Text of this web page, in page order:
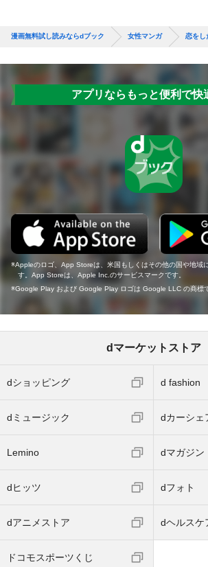
漫画無料試し読みならdブック 女性マンガ 恋をし
アプリならもっと便利で快
Appleのロゴ、App Storeは、米国もしくはその他の国や地域
す。App Storeは、Apple Inc.のサービスマークです。
Google Play および Google Play ロゴは Google LLC の商標で
dマーケットストア
dショッピング d fashion
dミュージック dカーシェ
Lemino dマガジン
dヒッツ dフォト
dアニメストア dヘルスケ
ドコモスポーツくじ